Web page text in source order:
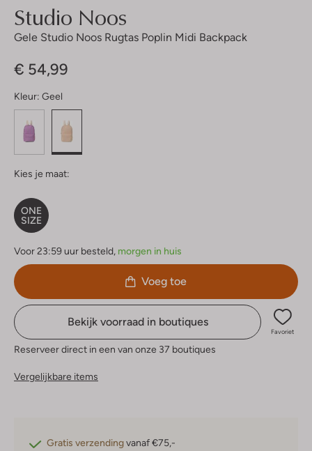
Studio Noos
Gele Studio Noos Rugtas Poplin Midi Backpack
€ 54,99
Kleur: Geel
Kies je maat:
ONE
SIZE
Voor 23:59 uur besteld, morgen in huis
Voeg toe
Bekijk voorraad in boutiques
Favoriet
Reserveer direct in een van onze 37 boutiques
Vergelijkbare items
Gratis verzendingvanaf €75,-